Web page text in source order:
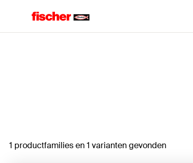
1 productfamilies en 1 varianten gevonden